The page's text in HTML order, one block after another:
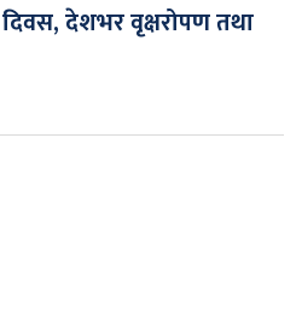
देशभर वृक्षरोपण तथा